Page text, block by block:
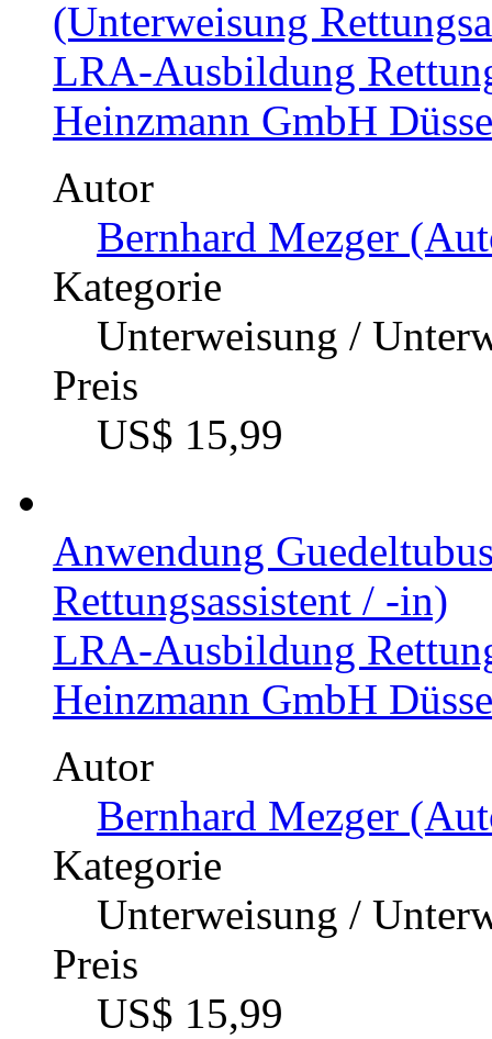
(Unterweisung
LRA-Ausbildung
Heinzmann GmbH
Autor
Bernhard Mezger
Kategorie
Unterweisung /
Preis
US$ 15,99
Anwendung
Rettungsassistent / -in)
LRA-Ausbildung
Heinzmann GmbH
Autor
Bernhard Mezger
Kategorie
Unterweisung /
Preis
US$ 15,99